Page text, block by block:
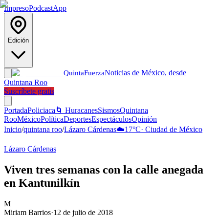
ImpresoPodcastApp
Edición
QuintaFuerzaNoticias de México, desde
Quintana Roo
Suscríbete gratis
PortadaPoliciaca 🌀 HuracanesSismosQuintana
RooMéxicoPolíticaDeportesEspectáculosOpinión
Inicio/quintana roo/Lázaro Cárdenas☁️17°C· Ciudad de México
Lázaro Cárdenas
Viven tres semanas con la calle anegada
en Kantunilkín
M
Miriam Barrios·12 de julio de 2018